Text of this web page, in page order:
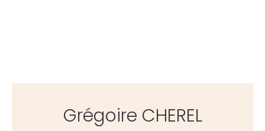
Grégoire CHEREL